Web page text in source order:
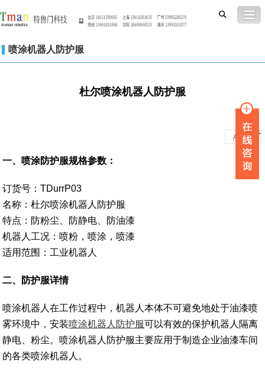
喷涂机器人防护服
杜尔喷涂机器人防护服
A A +
一、喷涂防护服规格参数：
订货号：TDurrP03
名称：杜尔喷涂机器人防护服
特点：防粉尘、防静电、防油漆
机器人工况：喷粉，喷涂，喷漆
适用范围：工业机器人
二、防护服详情
喷涂机器人在工作过程中，机器人本体不可避免地处于油漆喷
雾环境中，安装喷涂机器人防护服可以有效的保护机器人隔离
静电、粉尘。喷涂机器人防护服主要应用于制造企业油漆车间
的各类喷涂机器人。